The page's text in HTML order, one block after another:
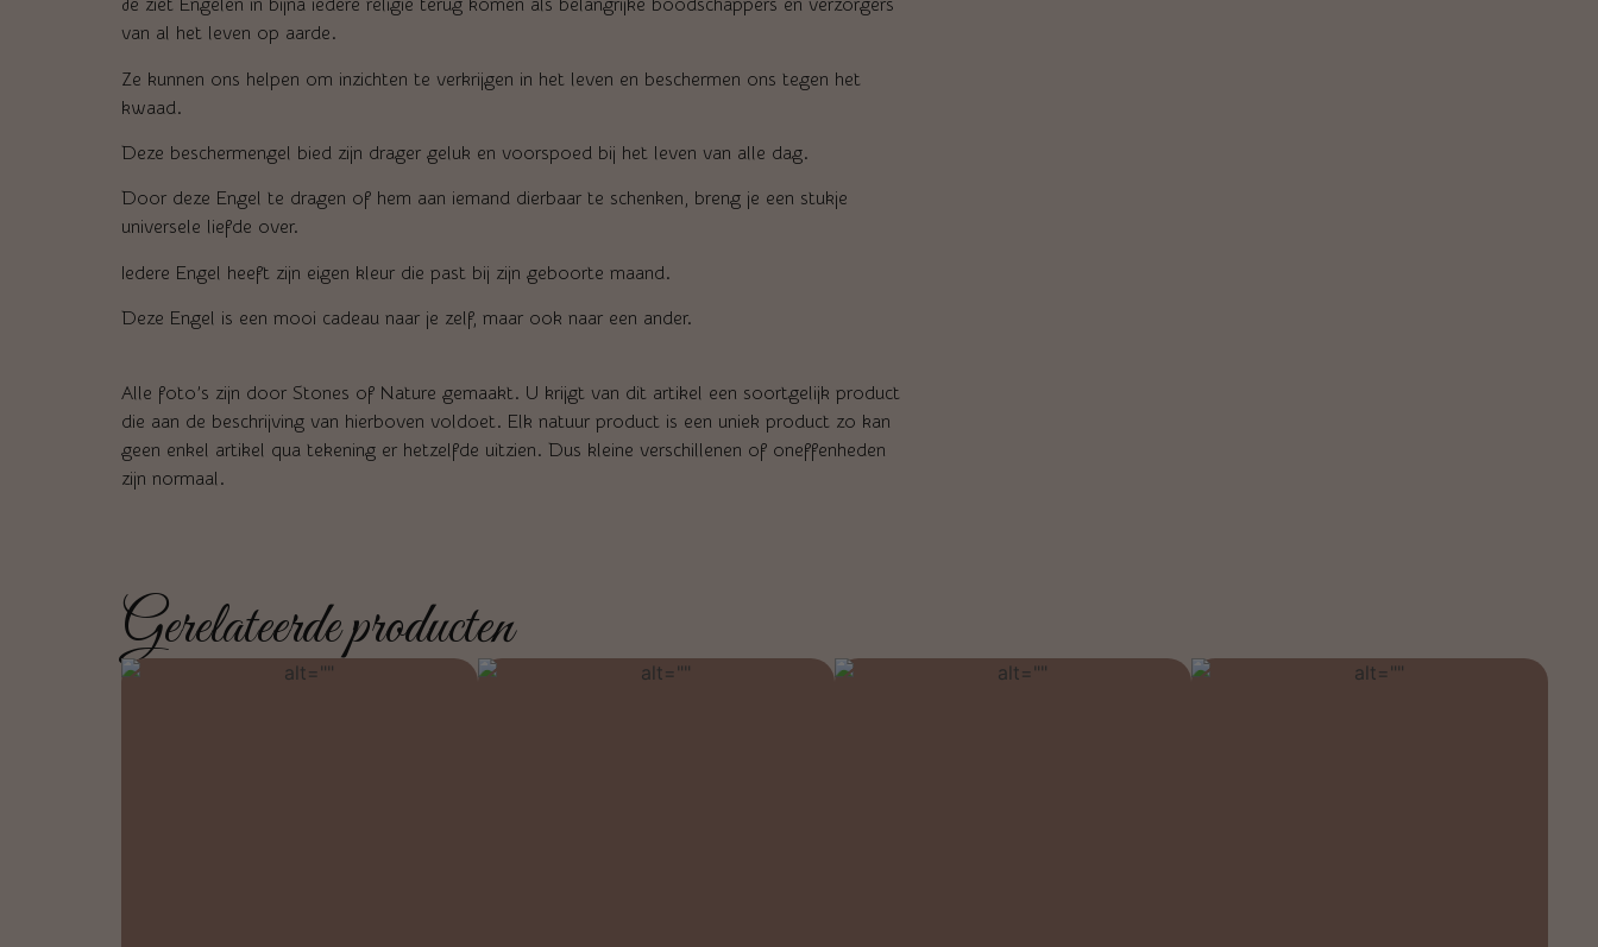
Je ziet Engelen in bijna iedere religie terug komen als belangrijke boodschappers en verzorgers
van al het leven op aarde.
Ze kunnen ons helpen om inzichten te verkrijgen in het leven en beschermen ons tegen het
kwaad.
Deze beschermengel bied zijn drager geluk en voorspoed bij het leven van alle dag.
Door deze Engel te dragen of hem aan iemand dierbaar te schenken, breng je een stukje
universele liefde over.
Iedere Engel heeft zijn eigen kleur die past bij zijn geboorte maand.
Deze Engel is een mooi cadeau naar je zelf, maar ook naar een ander.
Alle foto’s zijn door Stones of Nature gemaakt. U krijgt van dit artikel een soortgelijk product
die aan de beschrijving van hierboven voldoet. Elk natuur product is een uniek product zo kan
geen enkel artikel qua tekening er hetzelfde uitzien. Dus kleine verschillenen of oneffenheden
zijn normaal.
Gerelateerde producten